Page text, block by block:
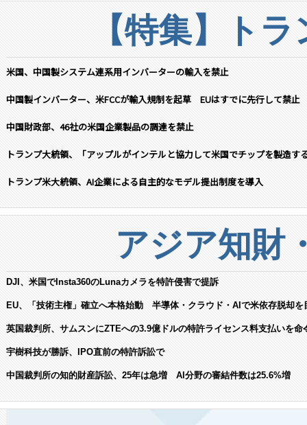
【特集】ト
米国、中国製システム連系用インバーターの輸入を禁止
中国製インバーター、米FCCが輸入規制を起草 EUはすでに先行して禁止
中国財政部、46社の米国企業製品の調達を禁止
トランプ大統領、「アップルがインテルと協力して米国でチップを製造す
トランプ米大統領、AI企業による自主的なモデル提出制度を導入
アジア知財
DJI、米国でInsta360のLunaカメラを特許侵害で提訴
EU、「技術主権」確立へ本格始動 半導体・クラウド・AIで米依存脱却を
英国裁判所、サムスンにZTEへの3.9億ドルの特許ライセンス料支払いを命
宇樹科技が勝訴、IPO直前の特許訴訟で
中国裁判所の知的財産訴訟、25年は急増 AI分野の審結件数は25.6%増